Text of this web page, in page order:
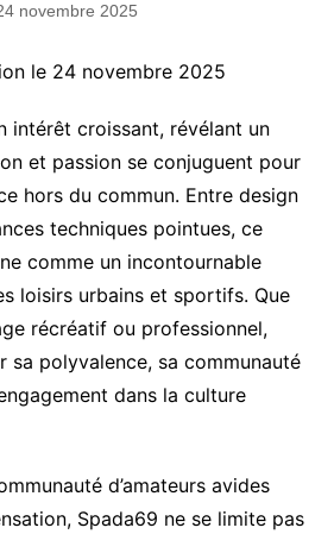
novembre 2025
le 24 novembre 2025
intérêt croissant, révélant un
et passion se conjuguent pour
hors du commun. Entre design
techniques pointues, ce
comme un incontournable
loisirs urbains et sportifs. Que
récréatif ou professionnel,
sa polyvalence, sa communauté
dans la culture
d’amateurs avides
Spada69 ne se limite pas